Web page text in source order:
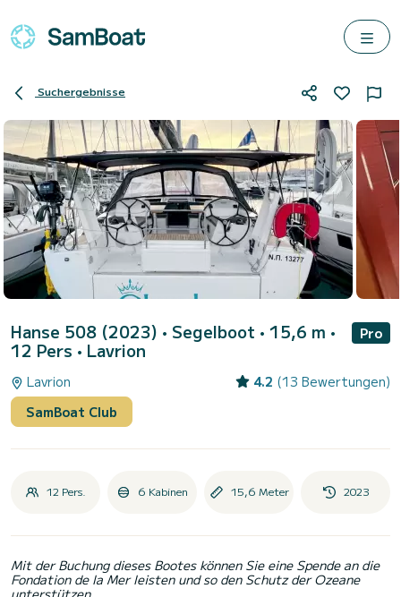
Suchergebnisse
Hanse 508 (2023) • Segelboot • 15,6 m •
12 Pers • Lavrion
Pro
Lavrion 4.2 (13 Bewertungen)
SamBoat Club
12 Pers. 6 Kabinen 15,6 Meter 2023
Mit der Buchung dieses Bootes können Sie eine Spende an die
Fondation de la Mer leisten und so den Schutz der Ozeane